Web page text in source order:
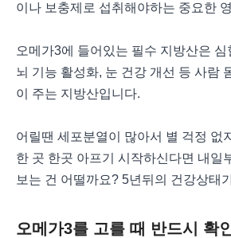
이나 보충제로 섭취해야하는 중요한
오메가3에 들어있는 필수 지방산은 심
뇌 기능 활성화, 눈 건강 개선 등 사람
이 주는 지방산입니다.
어릴땐 세포분열이 많아서 별 걱정 없
한 곳 한곳 아프기 시작하신다면 내일
보는 건 어떨까요? 5년뒤의 건강상태
오메가3를 고를 때 반드시 확